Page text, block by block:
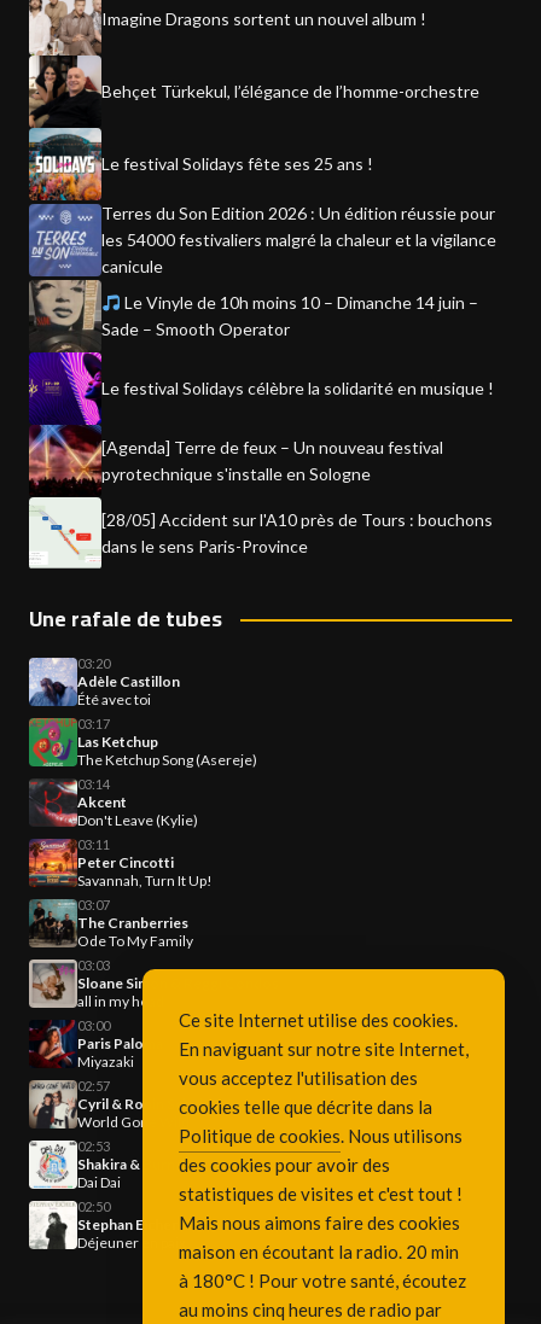
Imagine Dragons sortent un nouvel album !
Behçet Türkekul, l’élégance de l’homme-orchestre
Le festival Solidays fête ses 25 ans !
Terres du Son Edition 2026 : Un édition réussie pour
les 54000 festivaliers malgré la chaleur et la vigilance
canicule
Le Vinyle de 10h moins 10 – Dimanche 14 juin –
Sade – Smooth Operator
Le festival Solidays célèbre la solidarité en musique !
[Agenda] Terre de feux – Un nouveau festival
pyrotechnique s'installe en Sologne
[28/05] Accident sur l'A10 près de Tours : bouchons
dans le sens Paris-Province
Une rafale de tubes
03:20
Adèle Castillon
Été avec toi
03:17
Las Ketchup
The Ketchup Song (Asereje)
03:14
Akcent
Don't Leave (Kylie)
03:11
Peter Cincotti
Savannah, Turn It Up!
03:07
The Cranberries
Ode To My Family
03:03
Sloane Simon & Reggi Condos
all in my head
03:00
Paris Paloma
Miyazaki
02:57
Cyril & Robin Schulz & Sam Martin
World Gone Wild
02:53
Shakira & Burna Boy
Dai Dai
02:50
Stephan Eicher
Déjeuner en paix
Ce site Internet utilise des cookies.
En naviguant sur notre site Internet,
vous acceptez l'utilisation des
cookies telle que décrite dans la
Politique de cookies. Nous utilisons
des cookies pour avoir des
statistiques de visites et c'est tout !
Mais nous aimons faire des cookies
maison en écoutant la radio. 20 min
à 180°C ! Pour votre santé, écoutez
au moins cinq heures de radio par